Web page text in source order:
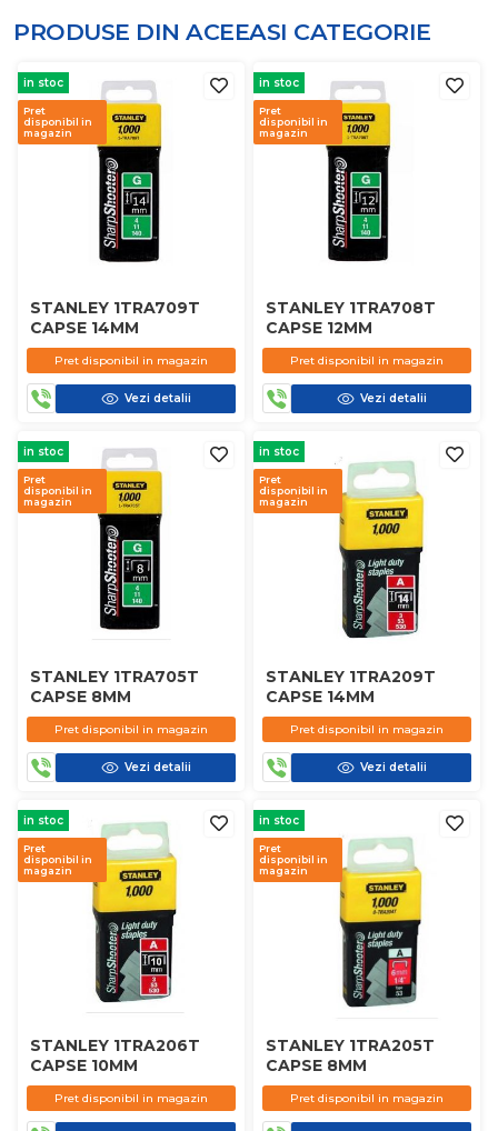
PRODUSE DIN ACEEASI CATEGORIE
in stoc
Pret
disponibil in
magazin
STANLEY 1TRA709T
CAPSE 14MM
Pret disponibil in magazin
Vezi detalii
in stoc
Pret
disponibil in
magazin
STANLEY 1TRA708T
CAPSE 12MM
Pret disponibil in magazin
Vezi detalii
in stoc
Pret
disponibil in
magazin
STANLEY 1TRA705T
CAPSE 8MM
Pret disponibil in magazin
Vezi detalii
in stoc
Pret
disponibil in
magazin
STANLEY 1TRA209T
CAPSE 14MM
Pret disponibil in magazin
Vezi detalii
in stoc
Pret
disponibil in
magazin
STANLEY 1TRA206T
CAPSE 10MM
Pret disponibil in magazin
in stoc
Pret
disponibil in
magazin
STANLEY 1TRA205T
CAPSE 8MM
Pret disponibil in magazin